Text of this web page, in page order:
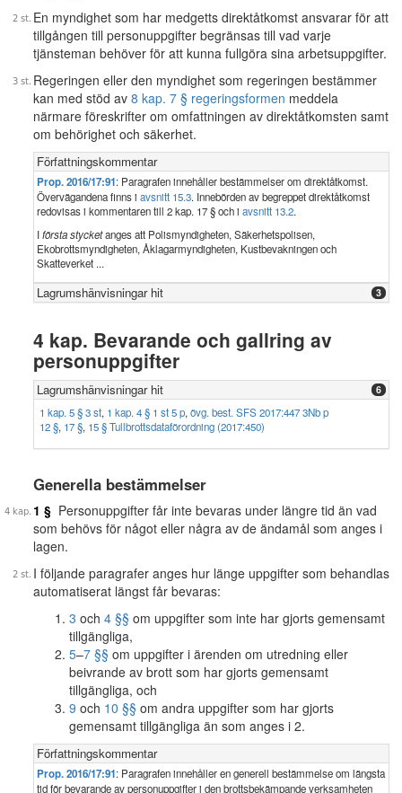
En myndighet som har medgetts direktåtkomst ansvarar för att
tillgången till personuppgifter begränsas till vad varje
tjänsteman behöver för att kunna fullgöra sina arbetsuppgifter.
Regeringen eller den myndighet som regeringen bestämmer
kan med stöd av 8 kap. 7 § regeringsformen meddela
närmare föreskrifter om omfattningen av direktåtkomsten samt
om behörighet och säkerhet.
Författningskommentar
Prop. 2016/17:91: Paragrafen innehåller bestämmelser om direktåtkomst.
Övervägandena finns i avsnitt 15.3. Innebörden av begreppet direktåtkomst
redovisas i kommentaren till 2 kap. 17 § och i avsnitt 13.2.
Iförsta stycketanges att Polismyndigheten, Säkerhetspolisen,
Ekobrottsmyndigheten, Åklagarmyndigheten, Kustbevakningen och
Skatteverket ...
Lagrumshänvisningar hit 3
4 kap. Bevarande och gallring av
personuppgifter
Lagrumshänvisningar hit 6
1 kap. 5 § 3 st, 1 kap. 4 § 1 st 5 p, övg. best. SFS 2017:447 3Nb p
12 §, 17 §, 15 § Tullbrottsdataförordning (2017:450)
Generella bestämmelser
1 § Personuppgifter får inte bevaras under längre tid än vad
som behövs för något eller några av de ändamål som anges i
lagen.
I följande paragrafer anges hur länge uppgifter som behandlas
automatiserat längst får bevaras:
3 och 4 §§ om uppgifter som inte har gjorts gemensamt
tillgängliga,
5–7 §§ om uppgifter i ärenden om utredning eller
beivrande av brott som har gjorts gemensamt
tillgängliga, och
9 och 10 §§ om andra uppgifter som har gjorts
gemensamt tillgängliga än som anges i 2.
Författningskommentar
Prop. 2016/17:91: Paragrafen innehåller en generell bestämmelse om längsta
tid för bevarande av personuppgifter i den brottsbekämpande verksamheten